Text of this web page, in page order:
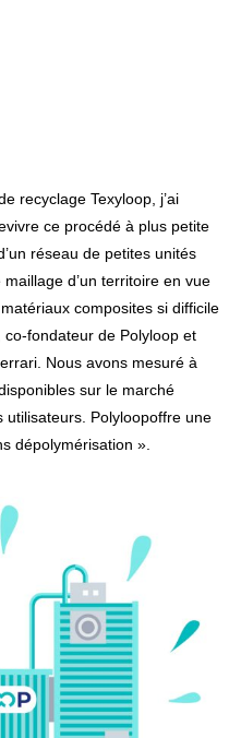
recyclage Texyloop, j’ai
ce procédé à plus petite
réseau de petites unités
d’un territoire en vue
composites si difficile
fondateur de Polyloop et
Nous avons mesuré à
sur le marché
utilisateurs. Polyloopoffre une
dépolymérisation ».